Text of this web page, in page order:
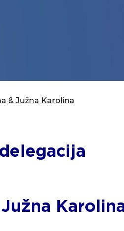
& Južna Karolina